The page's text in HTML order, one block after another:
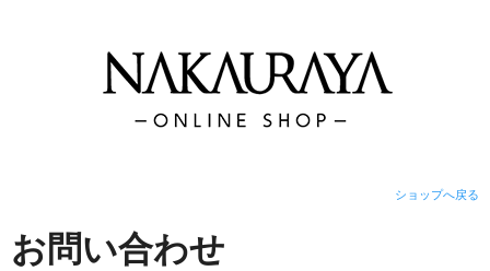
ショップへ戻る
お問い合わせ